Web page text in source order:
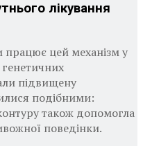
лікування
працює цей механізм у
підвищену
подібними:
також допомогла
поведінки.